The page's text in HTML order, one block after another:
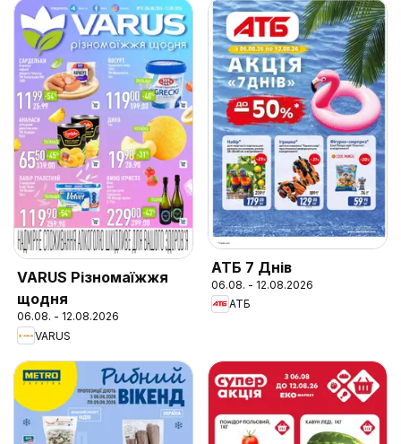
VARUS Різномаїжжя
щодня
06.08. - 12.08.2026
VARUS
АТБ 7 Днів
06.08. - 12.08.2026
АТБ